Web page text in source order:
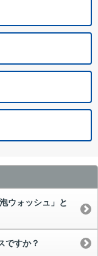
ウォッシュ」と
ですか？